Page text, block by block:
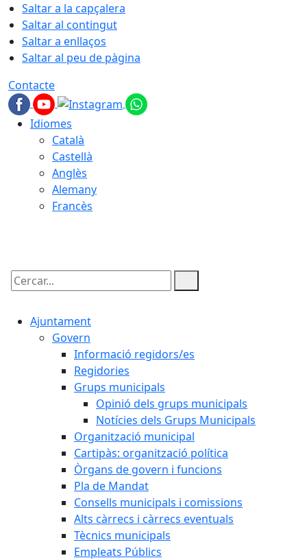
Saltar a la capçalera
Saltar al contingut
Saltar a enllaços
Saltar al peu de pàgina
Contacte
Idiomes
Català
Castellà
Anglès
Alemany
Francès
Cercar:
Ajuntament
Govern
Informació regidors/es
Regidories
Grups municipals
Opinió dels grups municipals
Notícies dels Grups Municipals
Organització municipal
Cartipàs: organització política
Òrgans de govern i funcions
Pla de Mandat
Consells municipals i comissions
Alts càrrecs i càrrecs eventuals
Tècnics municipals
Empleats Públics